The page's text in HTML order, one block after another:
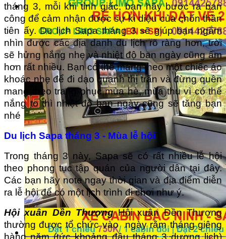
tháng 3, mỗi khi tỉnh giấc, bạn hãy bước ra ban
công để cảm nhận được sự kì diệu của chốn thần
tiên ấy. Du lịch Sapa tháng 3 sẽ giúp bạn ngắm
nhìn được các địa danh du lịch rõ ràng hơn, trời
sẽ hửng nắng nhẹ và nhiệt độ ban ngày cũng ấm
hơn rất nhiều. Bạn có thể mang theo một chiếc áo
khoác nhẹ để đi dạo quanh thị trấn và đừng quên
mang theo trang phục mùa hè, mùa thu vì có thể
nắng to thì nhiệt độ ban ngày cũng sẽ tăng bạn
nhé
Du lịch Sapa tháng 3 - Mùa lễ hội
Trong tháng 3 này, Sapa sẽ có rất nhiều lễ hội
theo phong tục tập quán của người dân tại đây.
Các bạn hãy note ngay thời gian và địa điểm diễn
ra lễ hội để có một lịch trình đi chơi như ý.
Hội xuân Dền ThượngHội xuân Đền Thượng
thường được tổ chức vào ngày rằm tháng giêng
hàng năm (tức khoảng đầu tháng 3 dương lịch)